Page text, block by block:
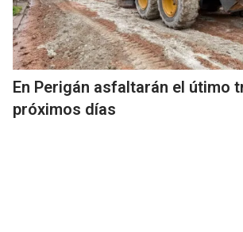
En Perigán asfaltarán el útimo
próximos días